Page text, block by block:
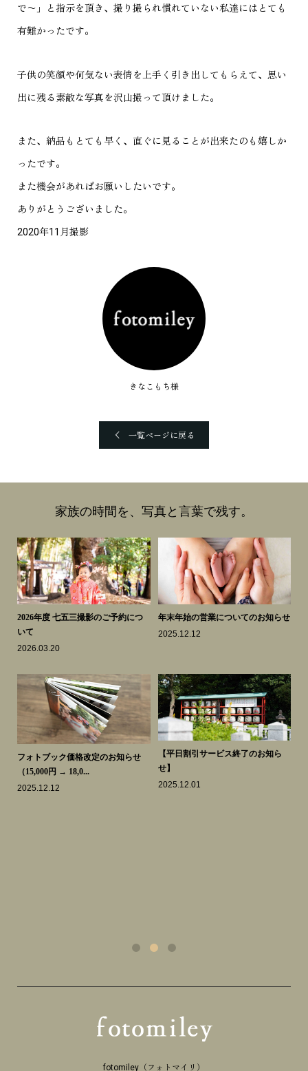
で〜」と指示を頂き、撮り撮られ慣れていない私達にはとても
有難かったです。
子供の笑顔や何気ない表情を上手く引き出してもらえて、思い
出に残る素敵な写真を沢山撮って頂けました。
また、納品もとても早く、直ぐに見ることが出来たのも嬉しか
ったです。
また機会があればお願いしたいです。
ありがとうございました。
2020年11月撮影
きなこもち様
一覧ページに戻る
家族の時間を、写真と言葉で残す。
2026年度 七五三撮影のご予約につ
いて
2026.03.20
年末年始の営業についてのお知らせ
2025.12.12
フォトブック価格改定のお知らせ
（15,000円 → 18,0...
2025.12.12
【平日割引サービス終了のお知ら
せ】
2025.12.01
fotomiley（フォトマイリ）